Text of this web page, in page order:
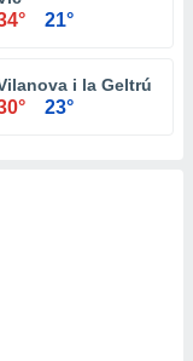
21°
i la Geltrú
23°